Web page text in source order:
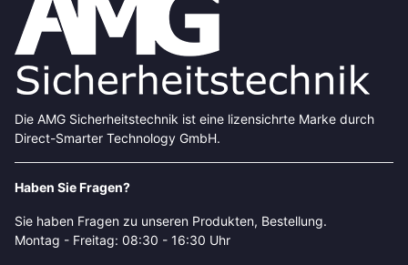
Die AMG Sicherheitstechnik ist eine lizensichrte Marke durch
Direct-Smarter Technology GmbH.
Haben Sie Fragen?
Sie haben Fragen zu unseren Produkten, Bestellung.
Montag - Freitag: 08:30 - 16:30 Uhr